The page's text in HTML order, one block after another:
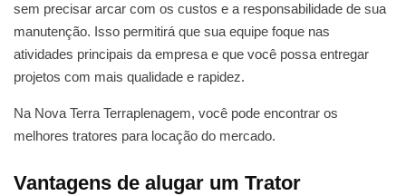
sem precisar arcar com os custos e a responsabilidade de sua
manutenção. Isso permitirá que sua equipe foque nas
atividades principais da empresa e que você possa entregar
projetos com mais qualidade e rapidez.
Na Nova Terra Terraplenagem, você pode encontrar os
melhores tratores para locação do mercado.
Vantagens de alugar um Trator